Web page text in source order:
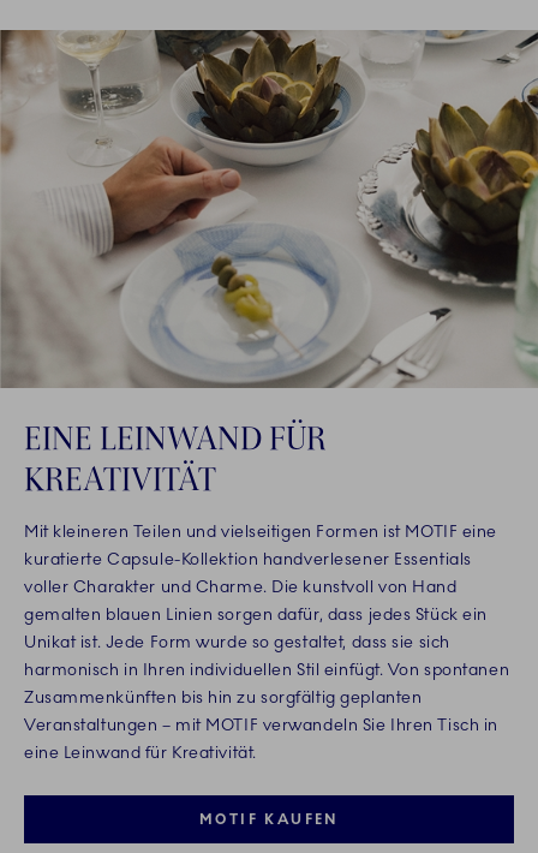
EINE LEINWAND FÜR
KREATIVITÄT
Mit kleineren Teilen und vielseitigen Formen ist MOTIF eine
kuratierte Capsule-Kollektion handverlesener Essentials
voller Charakter und Charme. Die kunstvoll von Hand
gemalten blauen Linien sorgen dafür, dass jedes Stück ein
Unikat ist. Jede Form wurde so gestaltet, dass sie sich
harmonisch in Ihren individuellen Stil einfügt. Von spontanen
Zusammenkünften bis hin zu sorgfältig geplanten
Veranstaltungen – mit MOTIF verwandeln Sie Ihren Tisch in
eine Leinwand für Kreativität.
MOTIF KAUFEN